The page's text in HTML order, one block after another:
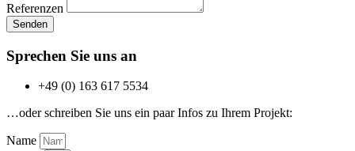
Referenzen
Senden
Sprechen Sie uns an
+49 (0) 163 617 5534
…oder schreiben Sie uns ein paar Infos zu Ihrem Projekt:
Name